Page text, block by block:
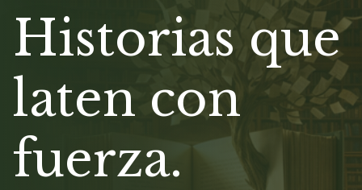
Historias que
laten con
fuerza.